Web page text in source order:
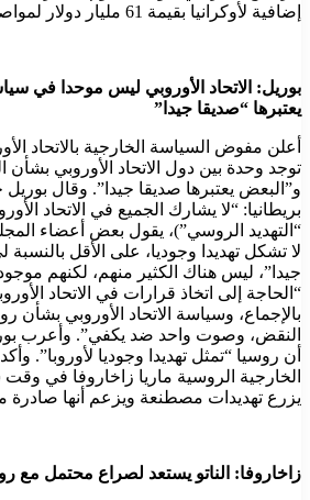
إضافية لأوكرانيا بقيمة 61 مليار دولار لمواصلة المواجهة مع روسيا.
بوريل: الاتحاد الأوروبي ليس موحدا في
يعتبرها “صديقا جيدا”
أعلن مفوض السياسة الخارجية بالاتحاد
توجد وحدة بين دول الاتحاد الأوروبي بشأن
و”البعض يعتبرها صديقا جيدا”. وقال
بريطانيا: “لا يشارك الجميع في الاتحاد
“التهديد الروسي”)، يقول بعض أعضاء
لا تشكل تهديدا وجوديا، على الأقل بالنسبة
جيدا”، ليس هناك الكثير منهم، لكنهم
“الحاجة إلى اتخاذ قرارات في الاتحاد
بالإجماع، وسياسة الاتحاد الأوروبي بشأن
النقض، و​​صوت واحد ضد يكفي”. وأعرب
أن روسيا “تمثل تهديدا وجوديا لأوروبا”.
الخارجية الروسية ماريا زاخاروفا في وقت
يزرع تهديدات مصطنعة ويزعم أنها صادرة
زاخاروفا: الناتو يستعد لصراع محتمل مع